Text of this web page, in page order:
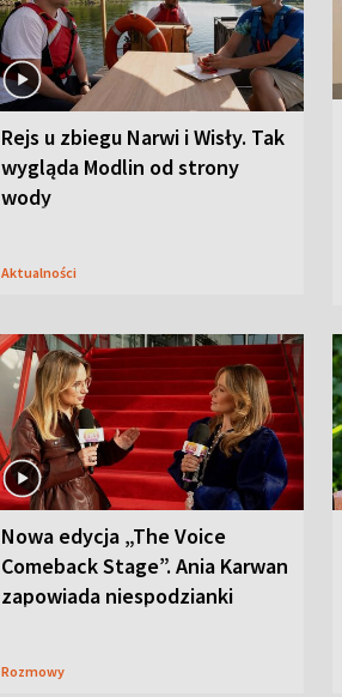
Rejs u zbiegu Narwi i Wisły. Tak
wygląda Modlin od strony
wody
Aktualności
Nowa edycja „The Voice
Comeback Stage”. Ania Karwan
zapowiada niespodzianki
Rozmowy